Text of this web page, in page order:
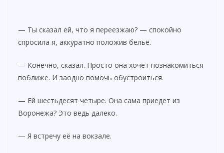
— Ты сказал ей, что я переезжаю? — спокойно
спросила я, аккуратно положив бельё.
— Конечно, сказал. Просто она хочет познакомиться
поближе. И заодно помочь обустроиться.
— Ей шестьдесят четыре. Она сама приедет из
Воронежа? Это ведь далеко.
— Я встречу её на вокзале.